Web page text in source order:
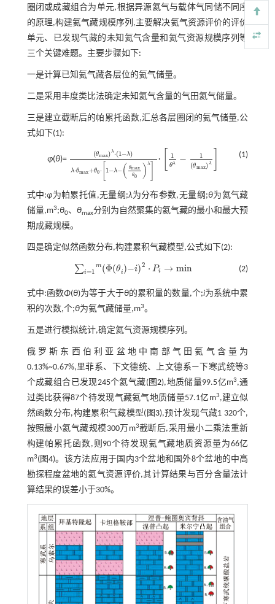
圈闭或成藏组合为单元,根据异源氦气与载体气同储不同序
的原理,构建氦气藏规模序列,主要解决氦气资源评价的评价
单元、已发现气藏的未知氦气含量和氦气资源规模序列等
三个关键难题。主要步骤如下:
一是计算已知氦气藏各层位的氦气储量。
二是采用丰度类比法确定未知氦气含量的气田氦气储量。
三是建立截断后的帕累托函数,汇总各层圈闭的氦气储量,公
式如下(1):
(1)
φ(θ)=
(θmax)λ⋅(1−λ)
λ⋅θmax+θ0 ⋅ 1−λ−( θmax
θ0 ) λ
(θmax)λ·(1-λ)λ·θmax+θ0·1- θm ax θ0λ
· 1
θλ −
1
(θmax)λ
θλ- 1(θ max)λ
式中:φ为帕累托值,无量纲;λ为分布参数,无量纲;θ为氦气藏
储量,m3;θ0、 θmax分别为自然聚集的氦气藏的最小和最大预
期成藏规模。
四是确定似然函数分布,构建累积气藏模型,公式如下(2):
(2)
∑i=1
m(Φ(θi )−i)2 ⋅ Pi → min
∑i =1m (Φ(θi)-i) 2·Pi→ m in
式中:函数Φ(θ)为等于大于θ的累积量的数量,个;i为系统中累
积的次数,个;θ为氦气藏储量,m3。
五是进行模拟统计,确定氦气资源规模序列。
俄罗斯东西伯利亚盆地中南部气田氦气含量为
0.13%~0.67%,里菲系、下文德统、上文德系—下寒武统等3
个成藏组合已发现245个氦气藏( 图2),地质储量99.5亿m3,通
过类比获得87个待发现气藏氦气地质储量57.1亿m3,建立似
然函数分布,构建累积气藏模型( 图3),预计发现气藏1 320个,
按照最小氦气藏规模300万m3截断后,采用最小二乘法重新
构建帕累托函数,则90个待发现氦气藏地质资源量为66亿
m3( 图4)。该方法应用于国内3个盆地和国外8个盆地的中高
勘探程度盆地的氦气资源评价,其计算结果与百分含量法计
算结果的误差小于30%。